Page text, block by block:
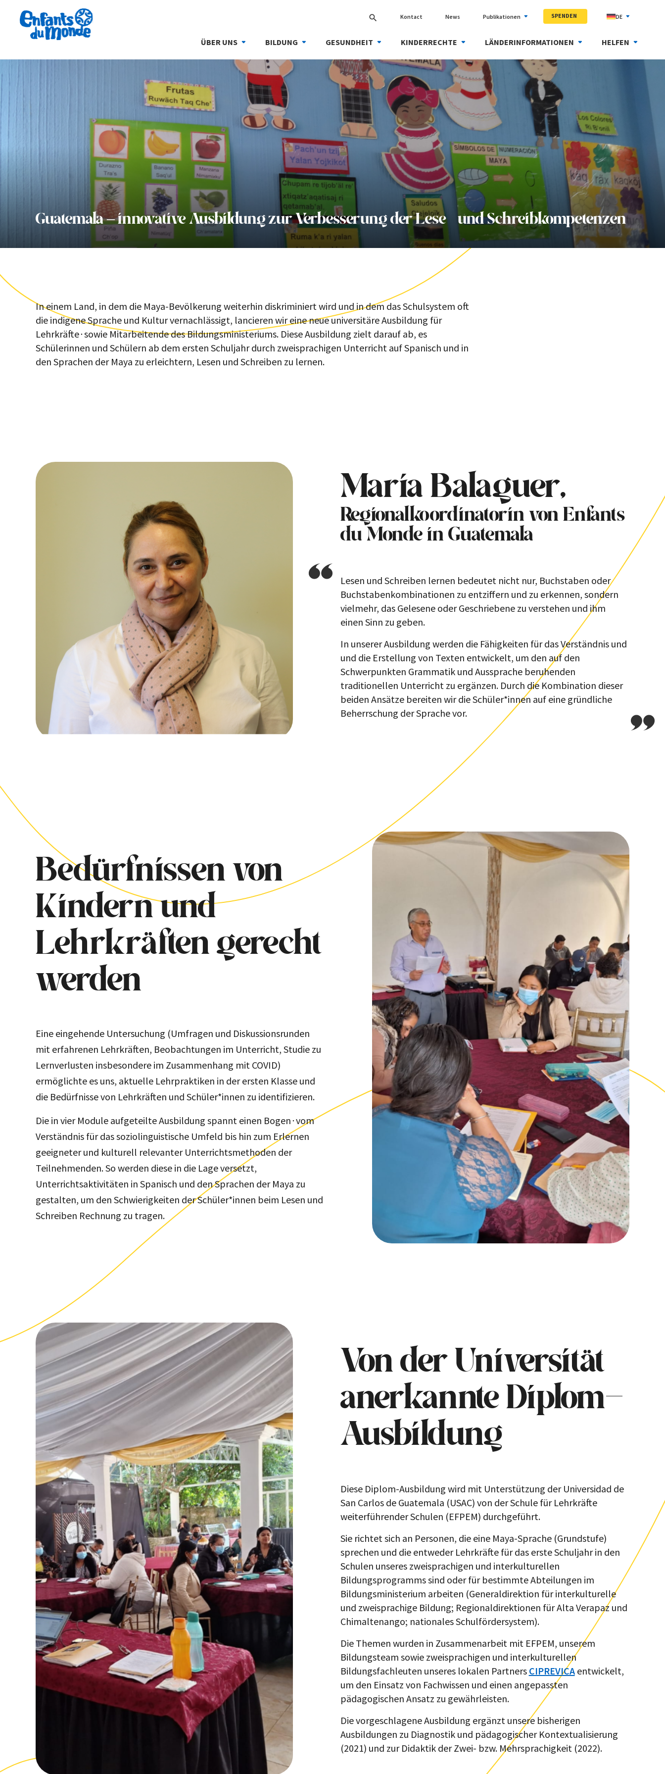
search Kontact News Publikationen SPENDEN DE
ÜBER UNS BILDUNG GESUNDHEIT KINDERRECHTE LÄNDERINFORMATIONEN HELFEN
Guatemala – innovative Ausbildung zur Verbesserung der Lese- und Schreibkompetenzen
In einem Land, in dem die Maya-Bevölkerung weiterhin diskriminiert wird und in dem das Schulsystem oft
die indigene Sprache und Kultur vernachlässigt, lancieren wir eine neue universitäre Ausbildung für
Lehrkräfte∙sowie Mitarbeitende des Bildungsministeriums. Diese Ausbildung zielt darauf ab, es
Schülerinnen und Schülern ab dem ersten Schuljahr durch zweisprachigen Unterricht auf Spanisch und in
den Sprachen der Maya zu erleichtern, Lesen und Schreiben zu lernen.
Maria Balaguer,
Regionalkoordinatorin von Enfants
du Monde in Guatemala
Lesen und Schreiben lernen bedeutet nicht nur, Buchstaben oder
Buchstabenkombinationen zu entziffern und zu erkennen, sondern
vielmehr, das Gelesene oder Geschriebene zu verstehen und ihm
einen Sinn zu geben.
In unserer Ausbildung werden die Fähigkeiten für das Verständnis und
und die Erstellung von Texten entwickelt, um den auf den
Schwerpunkten Grammatik und Aussprache beruhenden
traditionellen Unterricht zu ergänzen. Durch die Kombination dieser
beiden Ansätze bereiten wir die Schüler*innen auf eine gründliche
Beherrschung der Sprache vor.
Bedürfnissen von
Kindern und
Lehrkräften gerecht
werden
Eine eingehende Untersuchung (Umfragen und Diskussionsrunden
mit erfahrenen Lehrkräften, Beobachtungen im Unterricht, Studie zu
Lernverlusten insbesondere im Zusammenhang mit COVID)
ermöglichte es uns, aktuelle Lehrpraktiken in der ersten Klasse und
die Bedürfnisse von Lehrkräften und Schüler*innen zu identifizieren.
Die in vier Module aufgeteilte Ausbildung spannt einen Bogen∙vom
Verständnis für das soziolinguistische Umfeld bis hin zum Erlernen
geeigneter und kulturell relevanter Unterrichtsmethoden der
Teilnehmenden. So werden diese in die Lage versetzt,
Unterrichtsaktivitäten in Spanisch und den Sprachen der Maya zu
gestalten, um den Schwierigkeiten der Schüler*innen beim Lesen und
Schreiben Rechnung zu tragen.
Von der Universität
anerkannte Diplom-
Ausbildung
Diese Diplom-Ausbildung wird mit Unterstützung der Universidad de
San Carlos de Guatemala (USAC) von der Schule für Lehrkräfte
weiterführender Schulen (EFPEM) durchgeführt.
Sie richtet sich an Personen, die eine Maya-Sprache (Grundstufe)
sprechen und die entweder Lehrkräfte für das erste Schuljahr in den
Schulen unseres zweisprachigen und interkulturellen
Bildungsprogramms sind oder für bestimmte Abteilungen im
Bildungsministerium arbeiten (Generaldirektion für interkulturelle
und zweisprachige Bildung; Regionaldirektionen für Alta Verapaz und
Chimaltenango; nationales Schulfördersystem).
Die Themen wurden in Zusammenarbeit mit EFPEM, unserem
Bildungsteam sowie zweisprachigen und interkulturellen
Bildungsfachleuten unseres lokalen Partners CIPREVICAentwickelt,
um den Einsatz von Fachwissen und einen angepassten
pädagogischen Ansatz zu gewährleisten.
Die vorgeschlagene Ausbildung ergänzt unsere bisherigen
Ausbildungen zu Diagnostik und pädagogischer Kontextualisierung
(2021) und zur Didaktik der Zwei- bzw. Mehrsprachigkeit (2022).